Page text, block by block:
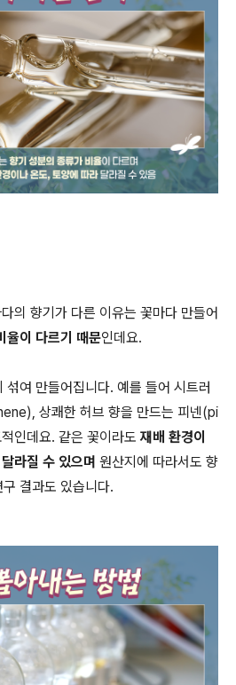
의 향기가 다른 이유는 꽃마다 만들어
율이 다르기 때문인데요.
섞여 만들어집니다. 예를 들어 시트러
상쾌한 허브 향을 만드는 피넨(pi
인데요. 같은 꽃이라도 재배 환경이
라질 수 있으며 원산지에 따라서도 향
결과도 있습니다.